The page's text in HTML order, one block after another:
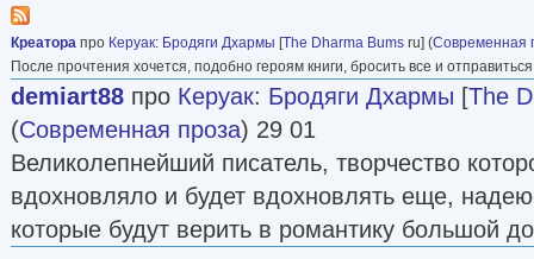
Креатора про Керуак: Бродяги Дхармы [The Dharma Bums ru] (Современная
После прочтения хочется, подобно героям книги, бросить все и
demiart88 про Керуак: Бродяги Дхармы [The
(Современная проза) 29 01
Великолепнейший писатель, творчество
вдохновляло и будет вдохновлять еще,
которые будут верить в романтику большой